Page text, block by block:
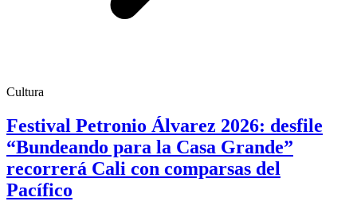
Cultura
Festival Petronio Álvarez 2026: desfile
“Bundeando para la Casa Grande”
recorrerá Cali con comparsas del
Pacífico